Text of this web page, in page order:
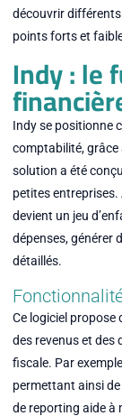
découvrir
points forts et
Indy : le
Indy se positionne
comptabilité, grâce
solution a été
petites entreprises.
devient un jeu
dépenses, générer
détaillés.
Ce logiciel propose
des revenus et des
fiscale. Par
permettant ainsi
de reporting aide à